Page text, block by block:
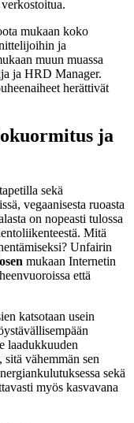
mukaan koko
ja
muun muassa
ja HRD Manager.
herättivät
ja
sekä
vegaanisesta ruoasta
on nopeasti tulossa
Mitä
Unfairin
mukaan Internetin
että
katsotaan usein
laadukkuuden
vähemmän sen
sekä
myös kasvavana